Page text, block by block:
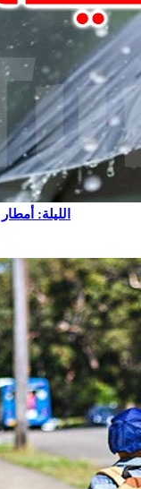
الليلة: أمطار